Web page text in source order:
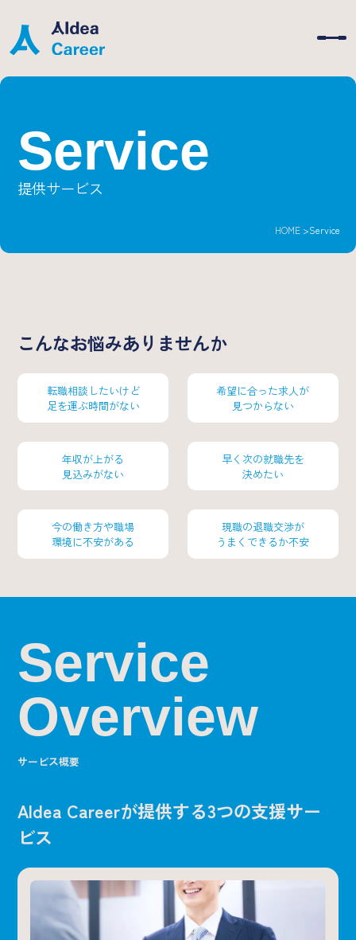
Company
Service
提供サービス
HOME Service
こんなお悩みありませんか
転職相談したいけど
足を運ぶ時間がない
希望に合った求人が
見つからない
年収が上がる
見込みがない
早く次の就職先を
決めたい
今の働き方や職場
環境に不安がある
現職の退職交渉が
うまくできるか不安
Service
Overview
サービス概要
Aldea Careerが提供する3つの支援サー
ビス